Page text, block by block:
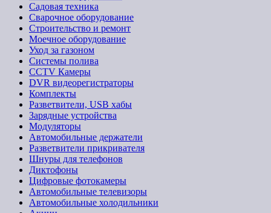
Садовая техника
Сварочное оборудование
Строительство и ремонт
Моечное оборудование
Уход за газоном
Системы полива
CCTV Камеры
DVR видеорегистраторы
Комплекты
Разветвители, USB хабы
Зарядные устройства
Модуляторы
Автомобильные держатели
Разветвители прикривателя
Шнуры для телефонов
Диктофоны
Цифровые фотокамеры
Автомобильные телевизоры
Автомобильные холодильники